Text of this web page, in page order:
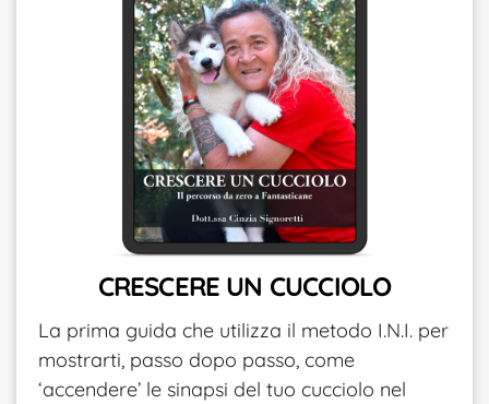
CRESCERE UN CUCCIOLO
La prima guida che utilizza il metodo I.N.I. per
mostrarti, passo dopo passo, come
‘accendere’ le sinapsi del tuo cucciolo nel